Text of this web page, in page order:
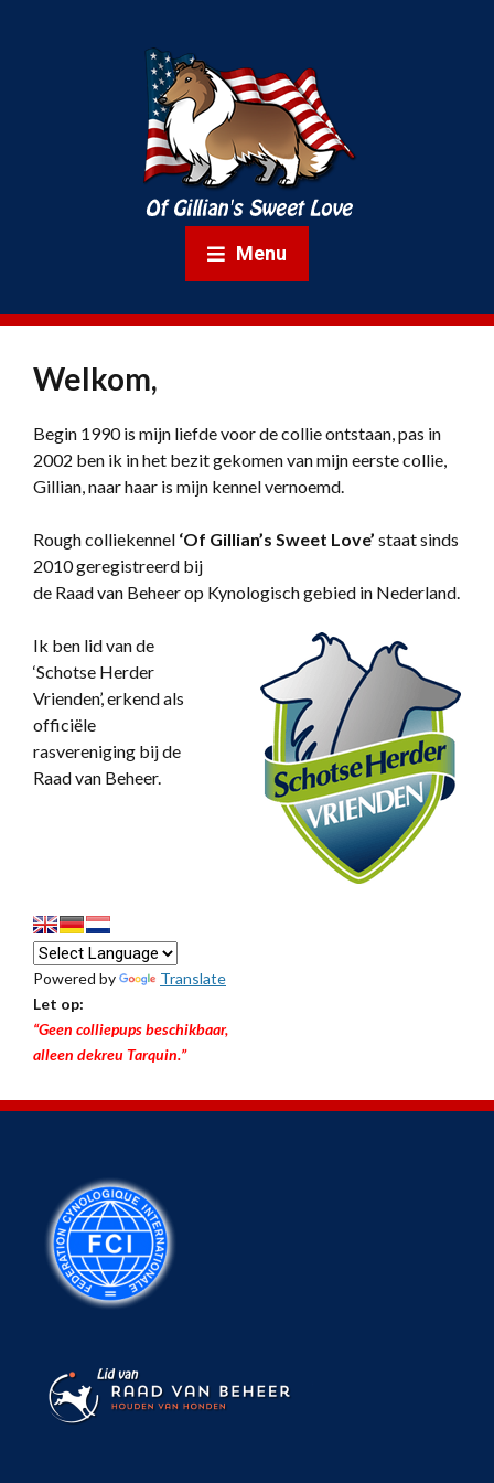
Menu
Welkom,
Begin 1990 is mijn liefde voor de collie ontstaan, pas in
2002 ben ik in het bezit gekomen van mijn eerste collie,
Gillian, naar haar is mijn kennel vernoemd.
Rough colliekennel ‘Of Gillian’s Sweet Love’ staat sinds
2010 geregistreerd bij
de Raad van Beheer op Kynologisch gebied in Nederland.
Ik ben lid van de
‘Schotse Herder
Vrienden’, erkend als
officiële
rasvereniging bij de
Raad van Beheer.
Powered by
Translate
Let op:
“Geen colliepups beschikbaar,
alleen dekreu Tarquin.”